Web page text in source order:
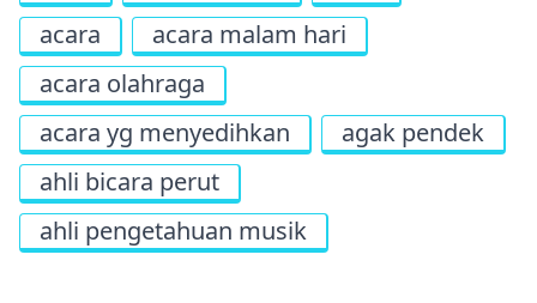
acara
acara malam hari
acara olahraga
acara yg menyedihkan
agak pendek
ahli bicara perut
ahli pengetahuan musik